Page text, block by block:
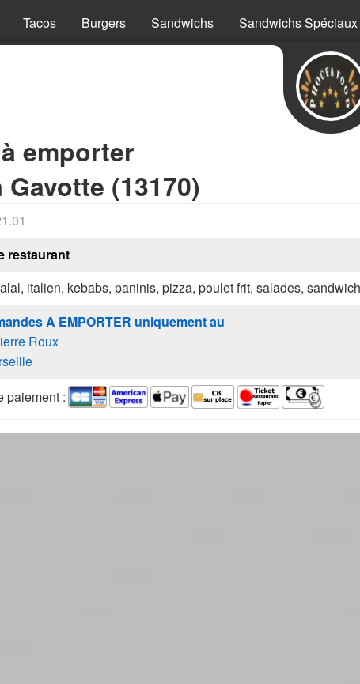
Tacos Burgers Sandwichs Sandwichs Spéciaux
emporter
(13170)
restaurant
italien, kebabs, paninis, pizza, poulet frit, salades,
A EMPORTER uniquement au
Roux
paiement :